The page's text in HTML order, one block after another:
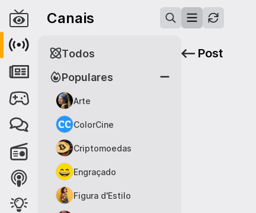
Canais
Populares
Arte
ColorCine
Criptomoedas
Engraçado
Figura d'Estilo
Todos Post